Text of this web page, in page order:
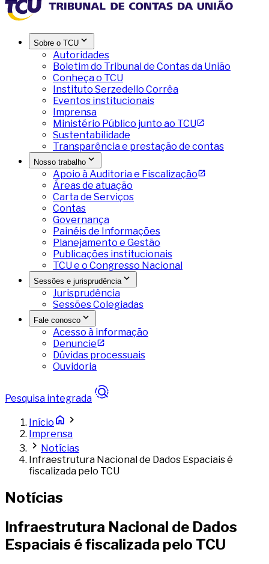
Sobre o TCU
Autoridades
Boletim do Tribunal de Contas da União
Conheça o TCU
Instituto Serzedello Corrêa
Eventos institucionais
Imprensa
Ministério Público junto ao TCU
Sustentabilidade
Transparência e prestação de contas
Nosso trabalho
Apoio à Auditoria e Fiscalização
Áreas de atuação
Carta de Serviços
Contas
Governança
Painéis de Informações
Planejamento e Gestão
Publicações institucionais
TCU e o Congresso Nacional
Sessões e jurisprudência
Jurisprudência
Sessões Colegiadas
Fale conosco
Acesso à informação
Denuncie
Dúvidas processuais
Ouvidoria
Pesquisa integrada
Início
Imprensa
Notícias
Infraestrutura Nacional de Dados Espaciais é
fiscalizada pelo TCU
Notícias
Infraestrutura Nacional de Dados
Espaciais é fiscalizada pelo TCU